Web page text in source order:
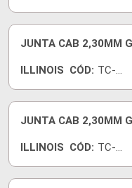
18
JUNTA CAB 2,30MM
ILLINOIS CÓD: TC-
18
JUNTA CAB 2,30MM
ILLINOIS CÓD: TC-
18